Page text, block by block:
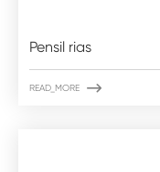
Pensil rias
READ_MORE 